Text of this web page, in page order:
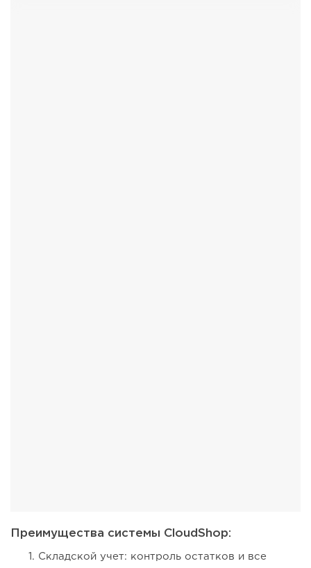
Преимущества системы CloudShop:
Складской учет: контроль остатков и все